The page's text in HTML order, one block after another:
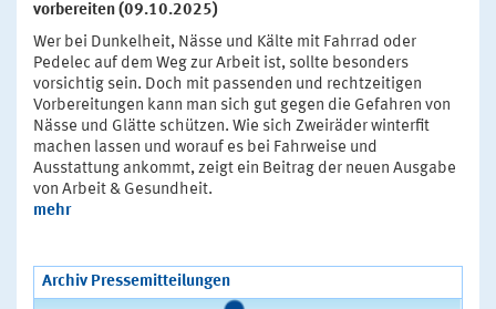
vorbereiten (09.10.2025)
Wer bei Dunkelheit, Nässe und Kälte mit Fahrrad oder
Pedelec auf dem Weg zur Arbeit ist, sollte besonders
vorsichtig sein. Doch mit passenden und rechtzeitigen
Vorbereitungen kann man sich gut gegen die Gefahren von
Nässe und Glätte schützen. Wie sich Zweiräder winterfit
machen lassen und worauf es bei Fahrweise und
Ausstattung ankommt, zeigt ein Beitrag der neuen Ausgabe
von Arbeit & Gesundheit.
mehr
Archiv Pressemitteilungen